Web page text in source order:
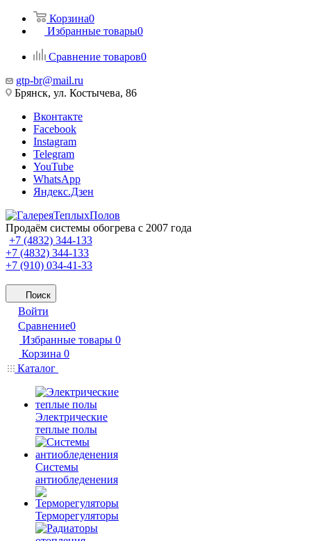
Корзина0
Избранные товары0
Сравнение товаров0
gtp-br@mail.ru
Брянск, ул. Костычева, 86
Вконтакте
Facebook
Instagram
Telegram
YouTube
WhatsApp
Яндекс.Дзен
Продаём системы обогрева с 2007 года
+7 (4832) 344-133
+7 (4832) 344-133
+7 (910) 034-41-33
Поиск
Войти
Сравнение0
Избранные товары 0
Корзина 0
Каталог
Электрические
теплые полы
Системы
антиобледенения
Терморегуляторы